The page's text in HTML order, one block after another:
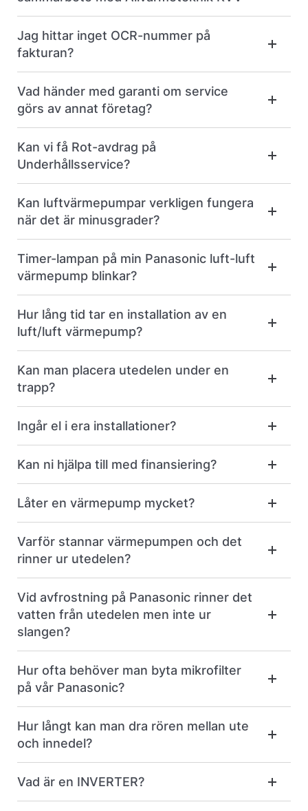
Jag hittar inget OCR-nummer på
fakturan?
Vad händer med garanti om service
görs av annat företag?
Kan vi få Rot-avdrag på
Underhållsservice?
Kan luftvärmepumpar verkligen fungera
när det är minusgrader?
Timer-lampan på min Panasonic luft-luft
värmepump blinkar?
Hur lång tid tar en installation av en
luft/luft värmepump?
Kan man placera utedelen under en
trapp?
Ingår el i era installationer?
Kan ni hjälpa till med finansiering?
Låter en värmepump mycket?
Varför stannar värmepumpen och det
rinner ur utedelen?
Vid avfrostning på Panasonic rinner det
vatten från utedelen men inte ur
slangen?
Hur ofta behöver man byta mikrofilter
på vår Panasonic?
Hur långt kan man dra rören mellan ute
och innedel?
Vad är en INVERTER?